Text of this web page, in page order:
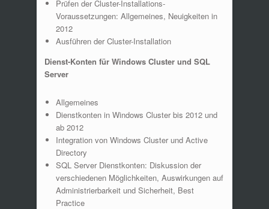
Prüfen der Cluster-Installations-
Voraussetzungen: Allgemeines, Neuigkeiten in
2012
Ausführen der Cluster-Installation
Dienst-Konten für Windows Cluster und SQL
Server
Allgemeines
Dienstkonten in Windows Cluster bis 2012 und
ab 2012
Integration von Windows Cluster und Active
Directory
SQL Server Dienstkonten: Diskussion der
verschiedenen Möglichkeiten, Auswirkungen auf
Administrierbarkeit und Sicherheit, Best
Practice